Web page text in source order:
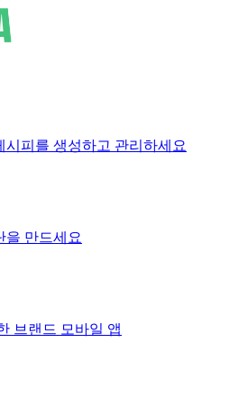
시피를 생성하고 관리하세요
을 만드세요
브랜드 모바일 앱